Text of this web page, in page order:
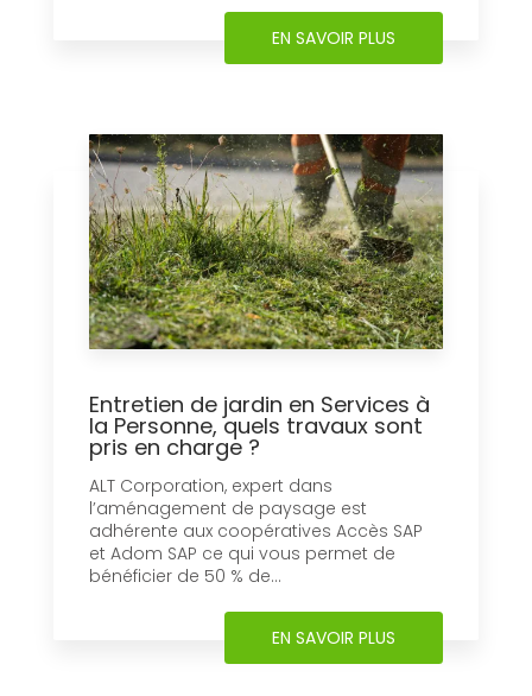
EN SAVOIR PLUS
Entretien de jardin en Services à
la Personne, quels travaux sont
pris en charge ?
ALT Corporation, expert dans
l’aménagement de paysage est
adhérente aux coopératives Accès SAP
et Adom SAP ce qui vous permet de
bénéficier de 50 % de...
EN SAVOIR PLUS